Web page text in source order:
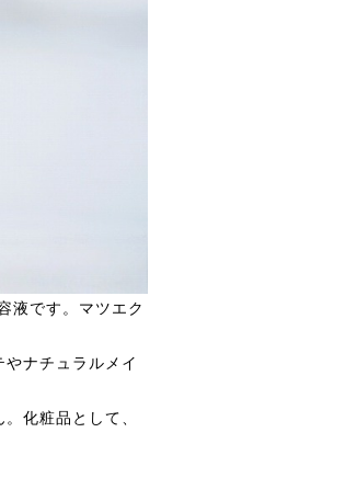
液です。マツエク
ナチュラルメイ
化粧品として、